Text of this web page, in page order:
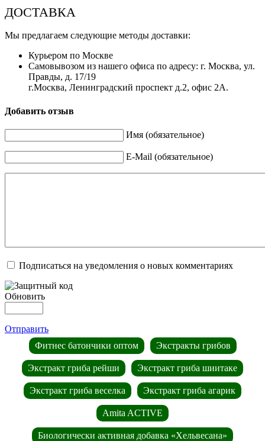
ДОСТАВКА
Мы предлагаем следующие методы доставки:
Курьером по Москве
Самовывозом из нашего офиса по адресу: г. Москва, ул.
Правды, д. 17/19
г.Москва, Ленинградский проспект д.2, офис 2А.
Добавить отзыв
Имя (обязательное)
E-Mail (обязательное)
Подписаться на уведомления о новых комментариях
Обновить
Отправить
Фитнес батончики оптом
Экстракты грибов
Экстракт гриба рейши Экстракт гриба шиитаке
Экстракт гриба веселка Экстракт гриба агарик
Amita ACTIVE
Биологически активная добавка «Хельвесана»